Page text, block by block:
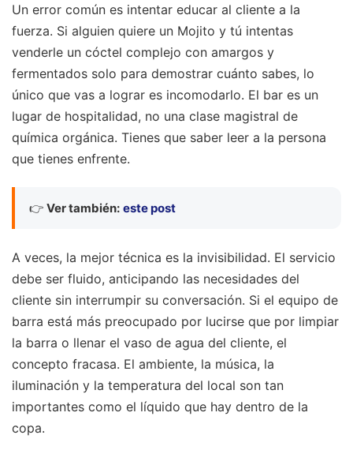
Un error común es intentar educar al cliente a la
fuerza. Si alguien quiere un Mojito y tú intentas
venderle un cóctel complejo con amargos y
fermentados solo para demostrar cuánto sabes, lo
único que vas a lograr es incomodarlo. El bar es un
lugar de hospitalidad, no una clase magistral de
química orgánica. Tienes que saber leer a la persona
que tienes enfrente.
👉 Ver también: este post
A veces, la mejor técnica es la invisibilidad. El servicio
debe ser fluido, anticipando las necesidades del
cliente sin interrumpir su conversación. Si el equipo de
barra está más preocupado por lucirse que por limpiar
la barra o llenar el vaso de agua del cliente, el
concepto fracasa. El ambiente, la música, la
iluminación y la temperatura del local son tan
importantes como el líquido que hay dentro de la
copa.